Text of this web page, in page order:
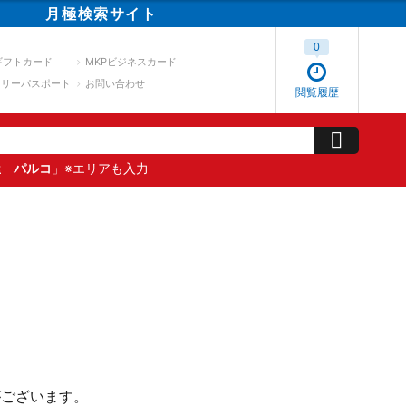
月極検索サイト
フトカード
MKPビジネスカード
ーパスポート
お問い合わせ
閲覧履歴
0
パルコ 」※エリアも入力
ざいます。